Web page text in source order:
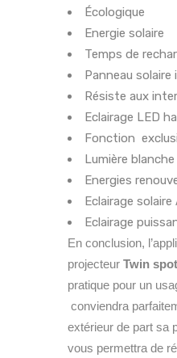
Écologique
Energie solaire
Temps de
Panneau solaire
Résiste aux
Eclairage LED
Fonction
Lumière
Energies
Eclairage
Eclairage
En conclusion,
projecteur Twin spot
pratique pour un
conviendra
extérieur de part sa
vous permettra de